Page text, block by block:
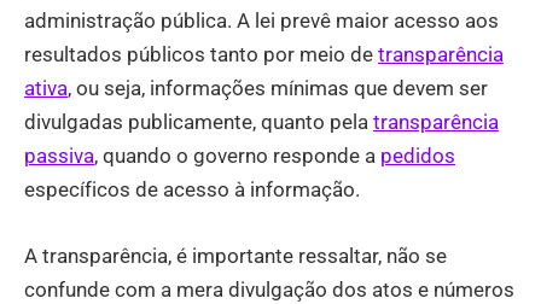
administração pública. A lei prevê maior acesso aos
resultados públicos tanto por meio de transparência
ativa, ou seja, informações mínimas que devem ser
divulgadas publicamente, quanto pela transparência
passiva, quando o governo responde a pedidos
específicos de acesso à informação.
A transparência, é importante ressaltar, não se
confunde com a mera divulgação dos atos e números